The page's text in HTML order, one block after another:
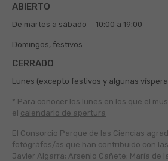
ABIERTO
De martes a sábado 10:00 a 19:00
Domingos, festivos
CERRADO
Lunes (excepto festivos y algunas
* Para conocer los lunes en los que el
el calendario de apertura
El Consorcio Parque de las Ciencias
fotógráfos/as que han contribuido con
Javier Algarra; Arsenio Cañete; María de